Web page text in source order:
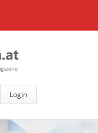
Login